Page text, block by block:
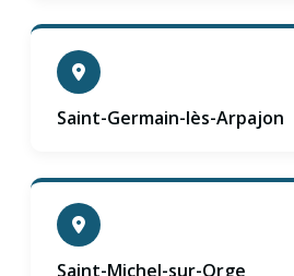
Saint-Germain-lès-Arpajon
Saint-Michel-sur-Orge